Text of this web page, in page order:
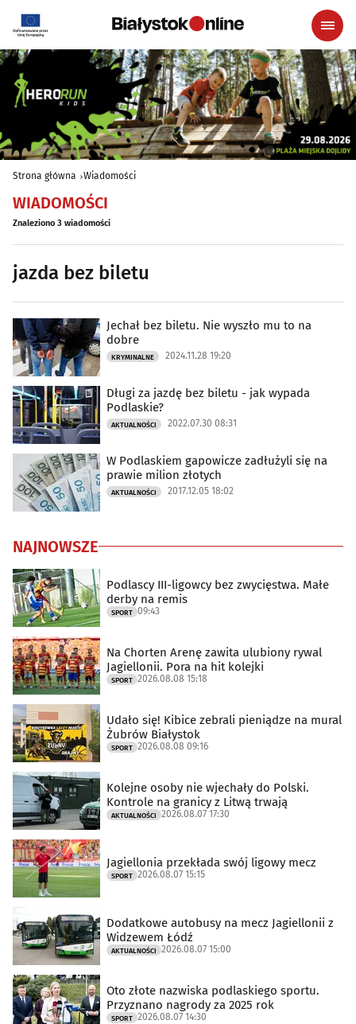
Strona główna Wiadomości
WIADOMOŚCI
Znaleziono 3 wiadomości
jazda bez biletu
Jechał bez biletu. Nie wyszło mu to na
dobre
KRYMINALNE 2024.11.28 19:20
Długi za jazdę bez biletu - jak wypada
Podlaskie?
AKTUALNOŚCI 2022.07.30 08:31
W Podlaskiem gapowicze zadłużyli się na
prawie milion złotych
AKTUALNOŚCI 2017.12.05 18:02
NAJNOWSZE
Podlascy III-ligowcy bez zwycięstwa. Małe
derby na remis
SPORT 09:43
Na Chorten Arenę zawita ulubiony rywal
Jagiellonii. Pora na hit kolejki
SPORT 2026.08.08 15:18
Udało się! Kibice zebrali pieniądze na mural
Żubrów Białystok
SPORT 2026.08.08 09:16
Kolejne osoby nie wjechały do Polski.
Kontrole na granicy z Litwą trwają
AKTUALNOŚCI 2026.08.07 17:30
Jagiellonia przekłada swój ligowy mecz
SPORT 2026.08.07 15:15
Dodatkowe autobusy na mecz Jagiellonii z
Widzewem Łódź
AKTUALNOŚCI 2026.08.07 15:00
Oto złote nazwiska podlaskiego sportu.
Przyznano nagrody za 2025 rok
SPORT 2026.08.07 14:30